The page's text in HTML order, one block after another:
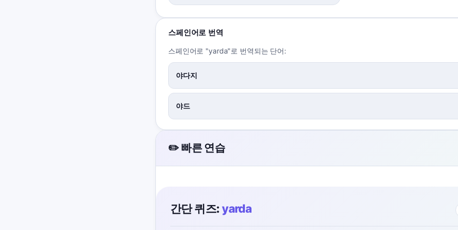
스페인어로 번역
스페인어로 "yarda"로 번역되는 단어:
야다지
야드
✏️ 빠른 연습
간단 퀴즈:yarda